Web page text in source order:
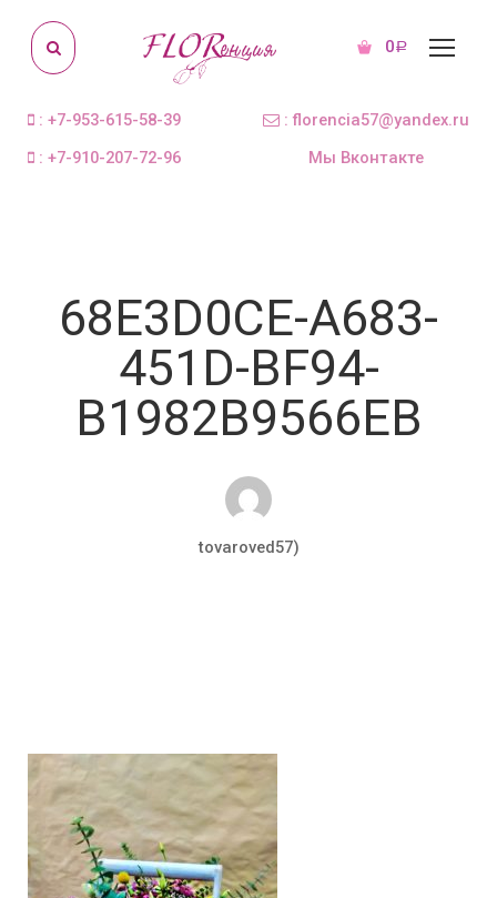
0Р
: +7-953-615-58-39
: +7-910-207-72-96
: florencia57@yandex.ru
Мы Вконтакте
68E3D0CE-A683-
451D-BF94-
B1982B9566EB
tovaroved57)